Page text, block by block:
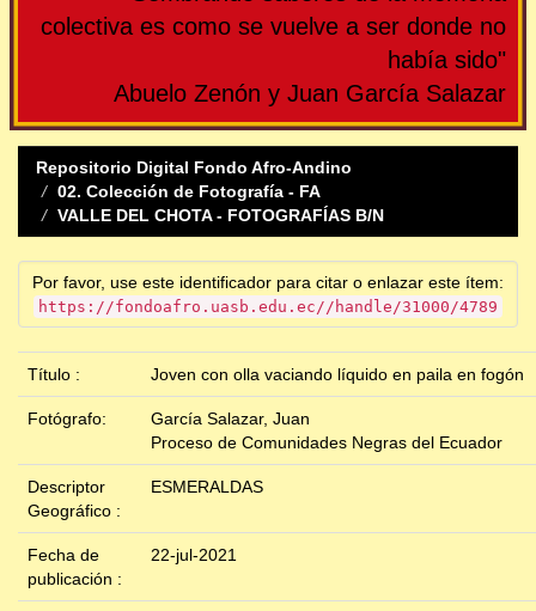
colectiva es como se vuelve a ser donde no
había sido"
Abuelo Zenón y Juan García Salazar
Repositorio Digital Fondo Afro-Andino
02. Colección de Fotografía - FA
VALLE DEL CHOTA - FOTOGRAFÍAS B/N
Por favor, use este identificador para citar o enlazar este ítem:
https://fondoafro.uasb.edu.ec//handle/31000/4789
Título : Joven con olla vaciando líquido en paila en fogón
Fotógrafo:
García Salazar, Juan
Proceso de Comunidades Negras del Ecuador
Descriptor
Geográfico :
ESMERALDAS
Fecha de
publicación :
22-jul-2021